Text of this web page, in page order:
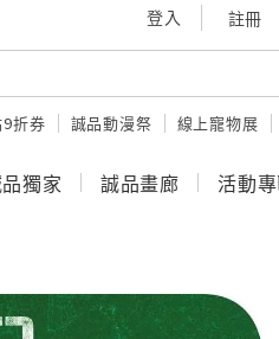
登入 註冊
折券 誠品動漫祭 線上寵物展
獨家 誠品畫廊 活動